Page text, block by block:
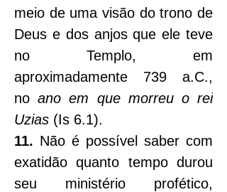
meio de uma visão do trono de
Deus e dos anjos que ele teve
no Templo, em
aproximadamente 739 a.C.,
no ano em que morreu o rei
Uzias (Is 6.1).
11. Não é possível saber com
exatidão quanto tempo durou
seu ministério profético,